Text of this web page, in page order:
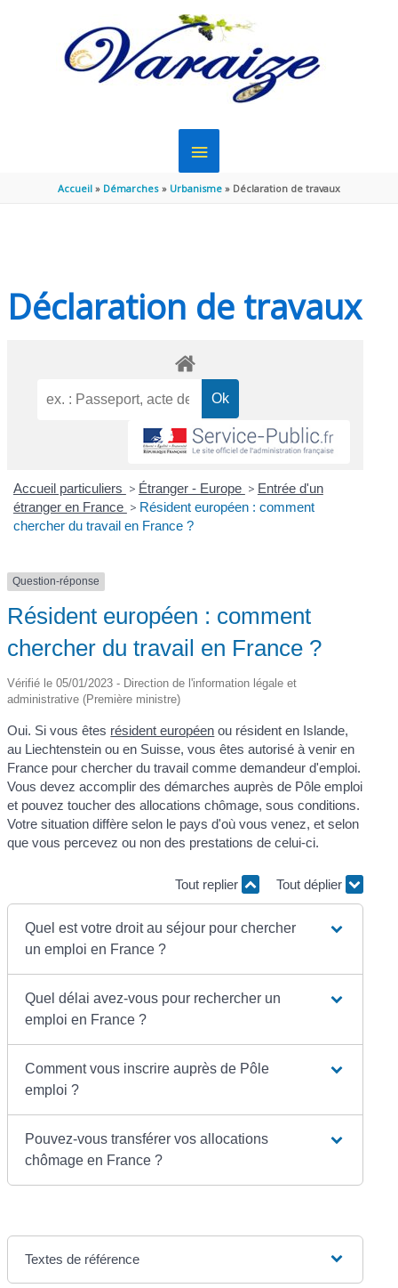
MENU
PRINCIPAL
Accueil Démarches Urbanisme Déclaration de travaux
Déclaration de travaux
Accueil particuliers > Étranger - Europe > Entrée d'un
étranger en France > Résident européen : comment
chercher du travail en France ?
Question-réponse
Résident européen : comment
chercher du travail en France ?
Vérifié le 05/01/2023 - Direction de l'information légale et
administrative (Première ministre)
Oui. Si vous êtes résident européen ou résident en Islande,
au Liechtenstein ou en Suisse, vous êtes autorisé à venir en
France pour chercher du travail comme demandeur d'emploi.
Vous devez accomplir des démarches auprès de Pôle emploi
et pouvez toucher des allocations chômage, sous conditions.
Votre situation diffère selon le pays d'où vous venez, et selon
que vous percevez ou non des prestations de celui-ci.
Tout replier Tout déplier
Quel est votre droit au séjour pour chercher
un emploi en France ?
Quel délai avez-vous pour rechercher un
emploi en France ?
Comment vous inscrire auprès de Pôle
emploi ?
Pouvez-vous transférer vos allocations
chômage en France ?
Textes de référence